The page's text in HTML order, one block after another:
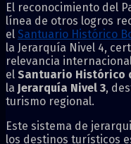
El reconocimiento del
línea de otros logros
el Santuario Histórico
la Jerarquía Nivel 4,
relevancia
el Santuario Histórico
la Jerarquía Nivel 3,
turismo regional.
Este sistema de
los destinos turísticos